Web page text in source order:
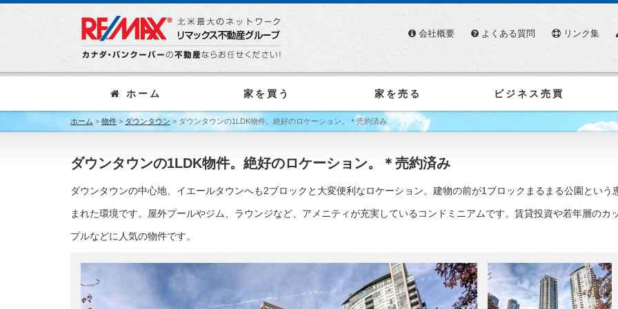
ホーム 家を買う 家を売る ビジネス売買
会社概要 よくある質問 リンク集
ホーム > 物件 > ダウンタウン > ダウンタウンの1LDK物件。絶好のロケーション。＊売約済み
ダウンタウンの1LDK物件。絶好のロケーション。＊売約済み
ダウンタウンの中心地、イエールタウンへも2ブロックと大変便利なロケーション。建物の前が1ブロックまるまる公園という
まれた環境です。屋外プールやジム、ラウンジなど、アメニティが充実しているコンドミニアムです。賃貸投資や若年層のカ
プルなどに人気の物件です。